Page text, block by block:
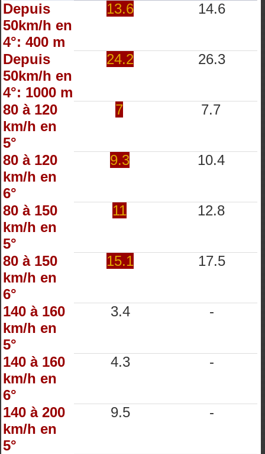
Depuis
50km/h en
4°: 400 m
13.6 14.6
Depuis
50km/h en
4°: 1000 m
24.2 26.3
80 à 120
km/h en
5°
7 7.7
80 à 120
km/h en
6°
9.3 10.4
80 à 150
km/h en
5°
11 12.8
80 à 150
km/h en
6°
15.1 17.5
140 à 160
km/h en
5°
3.4 -
140 à 160
km/h en
6°
4.3 -
140 à 200
km/h en
5°
9.5 -